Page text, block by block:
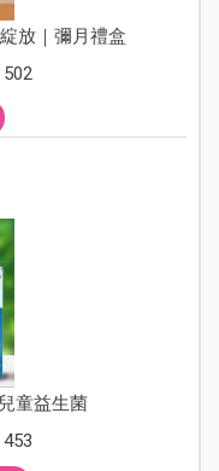
放｜彌月禮盒
童益生菌